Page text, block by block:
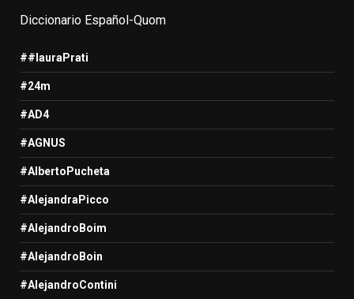
Diccionario Español-Quom
##lauraPrati
#24m
#AD4
#AGNUS
#AlbertoPucheta
#AlejandraPicco
#AlejandroBoim
#AlejandroBoin
#AlejandroContini